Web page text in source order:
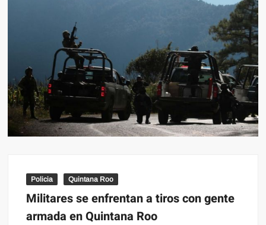
Policia Quintana Roo
Militares se enfrentan a tiros con gente
armada en Quintana Roo